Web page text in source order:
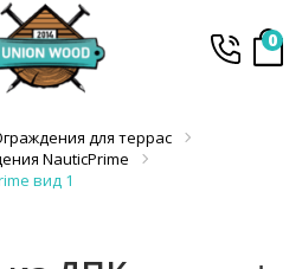
0
для террас
NauticPrime
вид 1